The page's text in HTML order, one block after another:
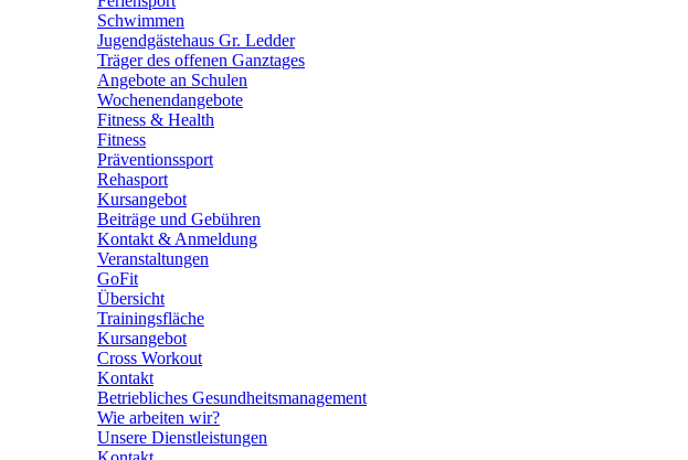
Schwimmen
Jugendgästehaus Gr. Ledder
Träger des offenen Ganztages
Angebote an Schulen
Wochenendangebote
Fitness & Health
Fitness
Präventionssport
Rehasport
Kursangebot
Beiträge und Gebühren
Kontakt & Anmeldung
Veranstaltungen
GoFit
Übersicht
Trainingsfläche
Kursangebot
Cross Workout
Kontakt
Betriebliches Gesundheitsmanagement
Wie arbeiten wir?
Unsere Dienstleistungen